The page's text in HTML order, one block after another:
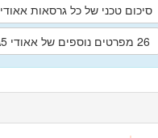
סיכום טכני של כל גרסאות אאודי A5
26 מפרטים נוספים של אאודי A5